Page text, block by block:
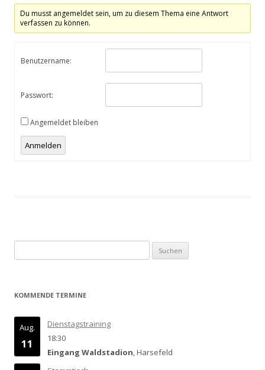
Du musst angemeldet sein, um zu diesem Thema eine Antwort
verfassen zu können.
Benutzername:
Passwort:
Angemeldet bleiben
Anmelden
nach:
KOMMENDE TERMINE
Aug.
11
Dienstagstraining
18:30
Eingang Waldstadion, Harsefeld